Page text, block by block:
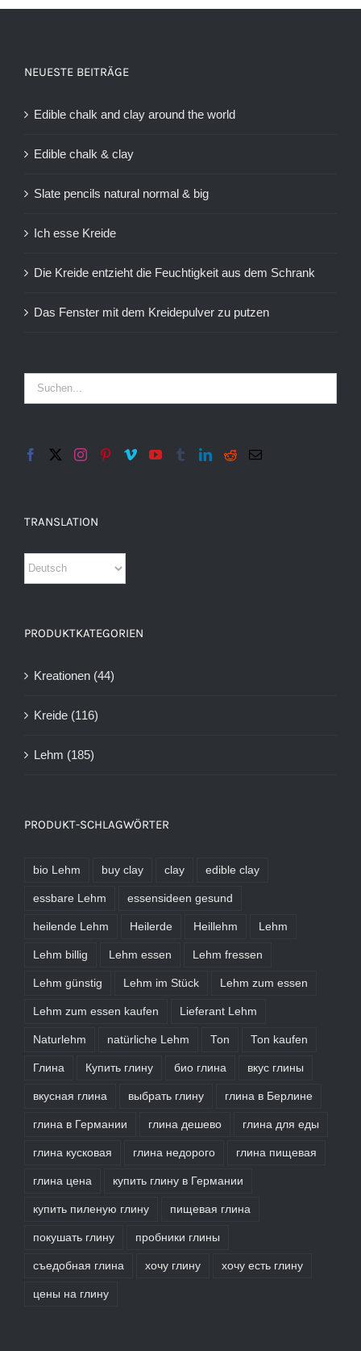
NEUESTE BEITRÄGE
Edible chalk and clay around the world
Edible chalk & clay
Slate pencils natural normal & big
Ich esse Kreide
Die Kreide entzieht die Feuchtigkeit aus dem Schrank
Das Fenster mit dem Kreidepulver zu putzen
TRANSLATION
PRODUKTKATEGORIEN
Kreationen (44)
Kreide (116)
Lehm (185)
PRODUKT-SCHLAGWÖRTER
bio Lehm buy clay clay edible clay
essbare Lehm essensideen gesund
heilende Lehm Heilerde Heillehm Lehm
Lehm billig Lehm essen Lehm fressen
Lehm günstig Lehm im Stück Lehm zum essen
Lehm zum essen kaufen Lieferant Lehm
Naturlehm natürliche Lehm Ton Ton kaufen
Глина Купить глину био глина вкус глины
вкусная глина выбрать глину глина в Берлине
глина в Германии глина дешево глина для еды
глина кусковая глина недорого глина пищевая
глина цена купить глину в Германии
купить пиленую глину пищевая глина
покушать глину пробники глины
съедобная глина хочу глину хочу есть глину
цены на глину